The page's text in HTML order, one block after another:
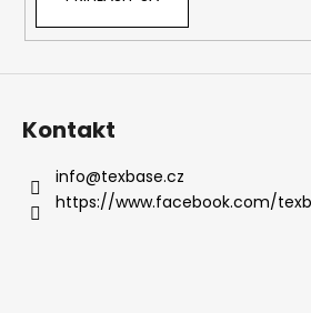
s
Kontakt
info@texbase.cz
https://www.facebook.com/